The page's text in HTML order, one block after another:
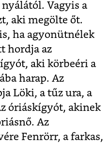
Vagyis a
aki megölte őt.
ha agyonütnélek
hordja az
aki körbeéri a
harap. Az
Löki, a tűz ura, a
óriáskígyót, akinek
Az
Fenrörr, a farkas,